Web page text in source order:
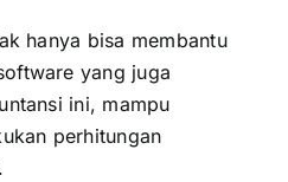
hanya bisa membantu
yang juga
ini, mampu
perhitungan